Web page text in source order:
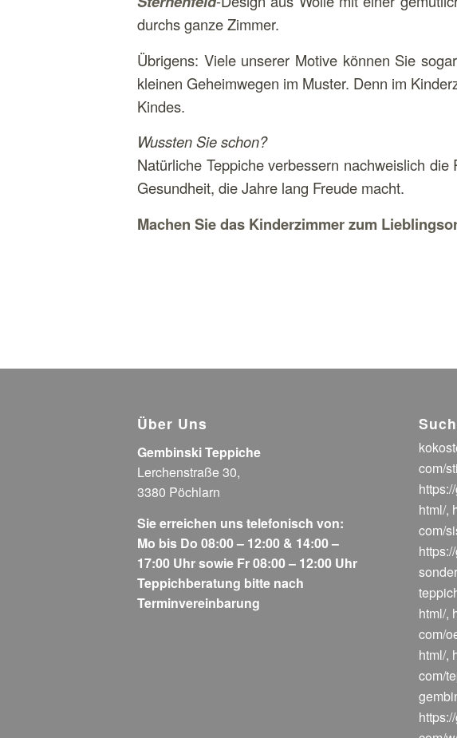
durchs ganze Zimmer.
Übrigens: Viele unserer Motive können Sie sogar
kleinen Geheimwegen im Muster. Denn im
Kindes.
Wussten Sie schon?
Natürliche Teppiche verbessern nachweislich
Gesundheit, die Jahre lang Freude macht.
Machen Sie das Kinderzimmer zum
Über Uns
Gembinski Teppiche
Lerchenstraße 30,
3380 Pöchlarn
Sie erreichen uns telefonisch von:
Mo bis Do 08:00 – 12:00 & 14:00 –
17:00 Uhr sowie Fr 08:00 – 12:00 Uhr
Teppichberatung bitte nach
Terminvereinbarung
com/
html/,
com/
html/,
com/
html/,
com/